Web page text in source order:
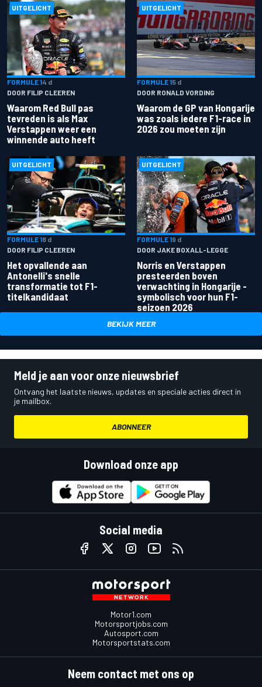
UITGELICHT
FORMULE 14 d
DOOR FILIP CLEEREN
Waarom Red Bull pas
tevreden is als Max
Verstappen weer een
winnende auto heeft
UITGELICHT
FORMULE 15 d
DOOR RONALD VORDING
Waarom de GP van Hongarije
was zoals iedere F1-race in
2026 zou moeten zijn
UITGELICHT
FORMULE 18 d
DOOR FILIP CLEEREN
Het opvallende aan
Antonelli's snelle
transformatie tot F1-
titelkandidaat
UITGELICHT
FORMULE 19 d
DOOR JAKE BOXALL-LEGGE
Norris en Verstappen
presteerden boven
verwachting in Hongarije -
symbolisch voor hun F1-
seizoen 2026
BEKIJK MEER
Meld je aan voor onze nieuwsbrief
Ontvang het laatste nieuws, updates en speciale acties direct in
je mailbox.
ABONNEER
Download onze app
Social media
Motor1.com
Motorsportjobs.com
Autosport.com
Motorsportstats.com
Neem contact met ons op